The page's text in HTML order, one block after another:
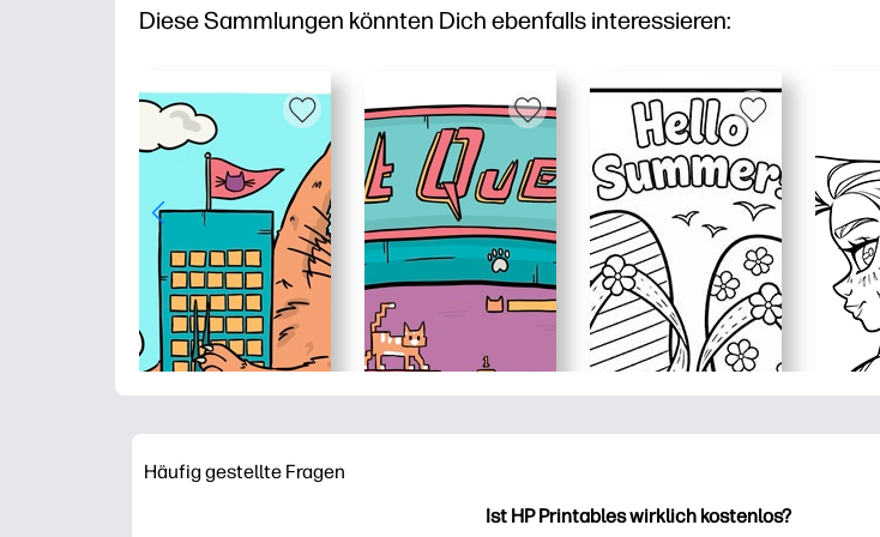
Diese Sammlungen könnten Dich ebenfalls interessieren:
Häufig gestellte Fragen
Ist HP Printables wirklich kostenlos?